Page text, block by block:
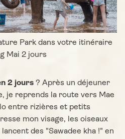
Park dans votre itinéraire
Mai 2 jours
2 jours ? Après un déjeuner
je reprends la route vers Mae
entre rizières et petits
mon visage, les oiseaux
des "Sawadee kha !" en